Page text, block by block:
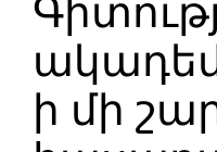
ի մի